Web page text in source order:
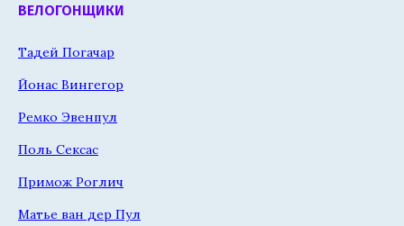
ВЕЛОГОНЩИКИ
Тадей Погачар
Йонас Вингегор
Ремко Эвенпул
Поль Сексас
Примож Роглич
Матье ван дер Пул